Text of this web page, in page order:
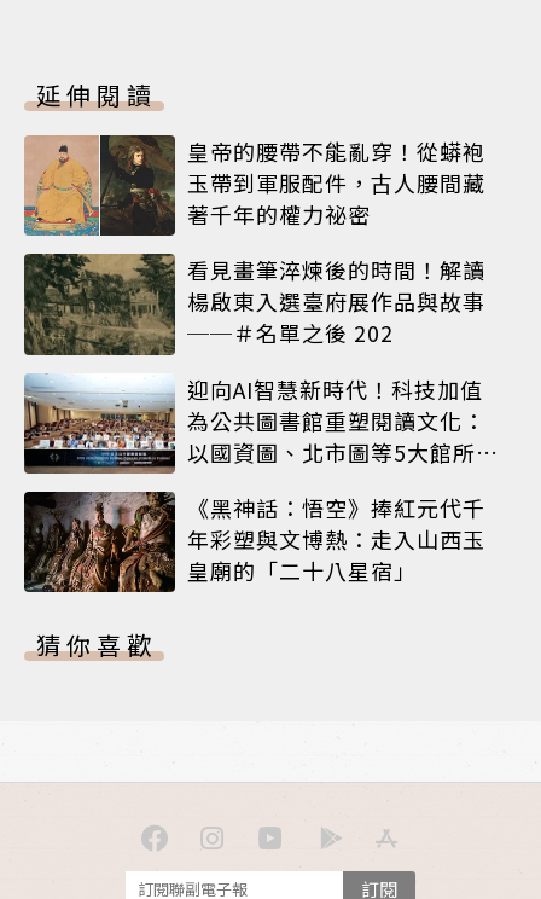
延伸閱讀
皇帝的腰帶不能亂穿！從蟒袍
玉帶到軍服配件，古人腰間藏
著千年的權力祕密
看見畫筆淬煉後的時間！解讀
楊啟東入選臺府展作品與故事
──＃名單之後 202
迎向AI智慧新時代！科技加值
為公共圖書館重塑閱讀文化：
以國資圖、北市圖等5大館所為
《黑神話：悟空》捧紅元代千
年彩塑與文博熱：走入山西玉
皇廟的「二十八星宿」
猜你喜歡
訂閱